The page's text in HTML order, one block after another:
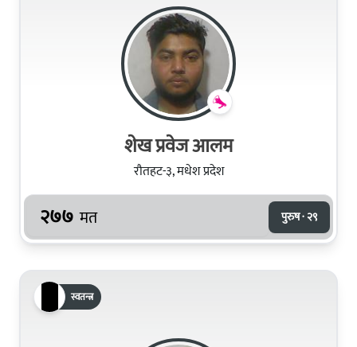
शेख प्रवेज आलम
रौतहट-३, मधेश प्रदेश
२७७ मत पुरुष · २९
स्वतन्त्र